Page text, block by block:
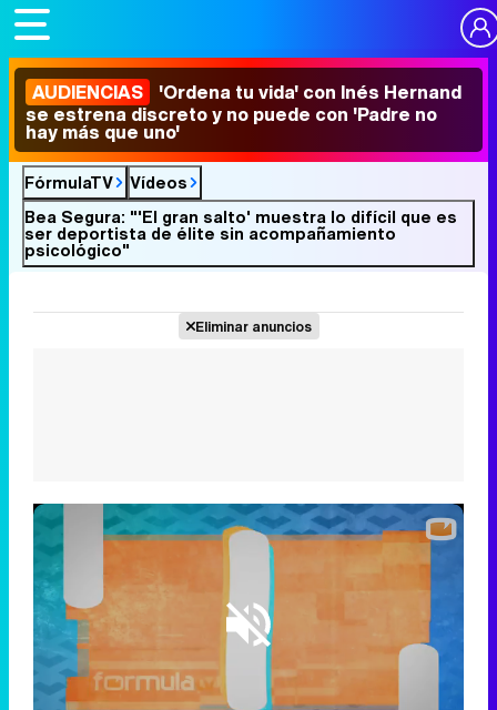
AUDIENCIAS 'Ordena tu vida' con Inés Hernand
se estrena discreto y no puede con 'Padre no
hay más que uno'
FórmulaTV
Vídeos
Bea Segura: "'El gran salto' muestra lo difícil que es
ser deportista de élite sin acompañamiento
psicológico"
Eliminar anuncios
Loaded :
12.02%